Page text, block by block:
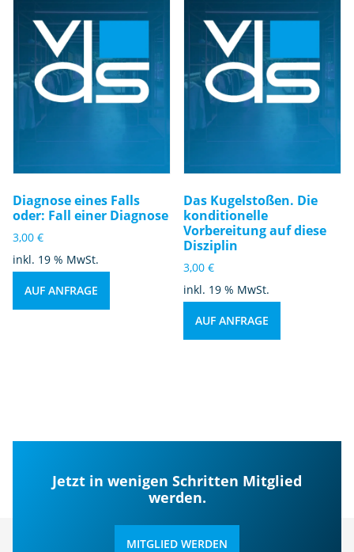
Diagnose eines Falls
oder: Fall einer Diagnose
3,00 €
inkl. 19 % MwSt.
AUF ANFRAGE
Das Kugelstoßen. Die
konditionelle
Vorbereitung auf diese
Disziplin
3,00€
inkl. 19 % MwSt.
AUF ANFRAGE
Jetzt in wenigen Schritten Mitglied
werden.
MITGLIED WERDEN